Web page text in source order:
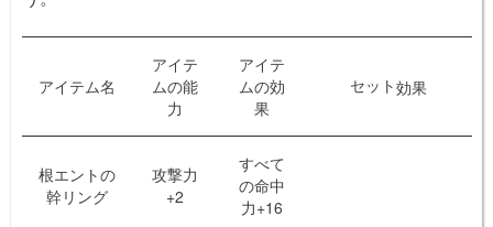
アイテム名
アイテ
ムの能
力
アイテ
ムの効
果
セット効果
根エントの
幹リング
攻撃力
+2
すべて
の命中
力+16